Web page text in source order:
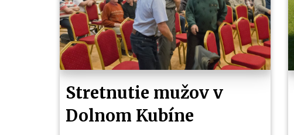
Stretnutie mužov v
Dolnom Kubíne